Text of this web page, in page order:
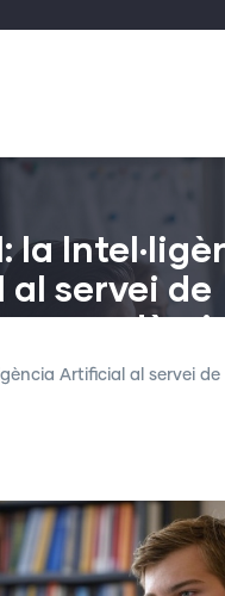
la
servei de
Artificial al servei de